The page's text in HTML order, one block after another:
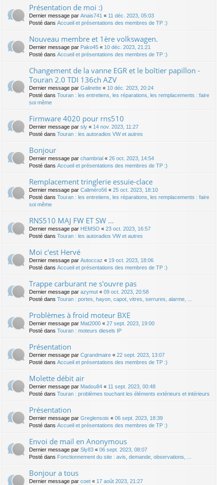
Présentation de moi :)
Dernier message par Anais741 « 11 déc. 2023, 05:03
Posté dans Accueil et présentations des membres de TP :)
Nouveau membre et 1ère volkswagen.
Dernier message par Pako45 « 10 déc. 2023, 21:21
Posté dans Accueil et présentations des membres de TP :)
Changement de la vanne EGR et le boîtier papillon -
Touran 2.0 TDI 136ch AZV
Dernier message par Galinette « 10 déc. 2023, 20:24
Posté dans Touran : les entretiens, les réparations, les remplacements : faire
soi même
Firmware 4020 pour rns510
Dernier message par sly « 14 nov. 2023, 11:27
Posté dans Touran : les autoradios VW et autres
Bonjour
Dernier message par chambrial « 26 oct. 2023, 14:54
Posté dans Accueil et présentations des membres de TP :)
Remplacement tringlerie essuie-clace
Dernier message par Caliméro56 « 25 oct. 2023, 18:10
Posté dans Touran : les entretiens, les réparations, les remplacements : faire
soi même
RNS510 MAJ FW ET SW ...
Dernier message par HEMSO « 23 oct. 2023, 16:57
Posté dans Touran : les autoradios VW et autres
Moi c'est Hervé
Dernier message par Autoccaz « 19 oct. 2023, 18:06
Posté dans Accueil et présentations des membres de TP :)
Trappe carburant ne s'ouvre pas
Dernier message par azymut « 09 oct. 2023, 20:58
Posté dans Touran : portes, hayon, capot, vitres, serrures, alarme, ...
Problèmes à froid moteur BXE
Dernier message par Mat2000 « 27 sept. 2023, 19:00
Posté dans Touran : moteurs diesels IP
Présentation
Dernier message par Cgrandmaire « 22 sept. 2023, 13:07
Posté dans Accueil et présentations des membres de TP :)
Molette débit air
Dernier message par Madou84 « 11 sept. 2023, 00:48
Posté dans Touran : problèmes touchant les éléments extérieurs et intérieurs
Présentation
Dernier message par Greglensois « 06 sept. 2023, 18:39
Posté dans Accueil et présentations des membres de TP :)
Envoi de mail en Anonymous
Dernier message par Sly83 « 06 sept. 2023, 08:07
Posté dans Fonctionnement du site : avis, demande, observations, ...
Bonjour a tous
Dernier message par coet « 17 août 2023, 21:27